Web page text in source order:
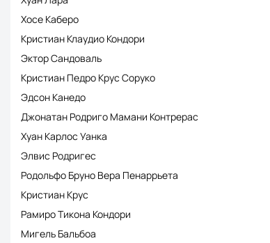
Хосе Каберо
Кристиан Клаудио Кондори
Эктор Сандоваль
Кристиан Педро Крус Соруко
Эдсон Канедо
Джонатан Родриго Мамани Контрерас
Хуан Карлос Уанка
Элвис Родригес
Родольфо Бруно Вера Пенаррьета
Кристиан Крус
Рамиро Тикона Кондори
Мигель Бальбоа